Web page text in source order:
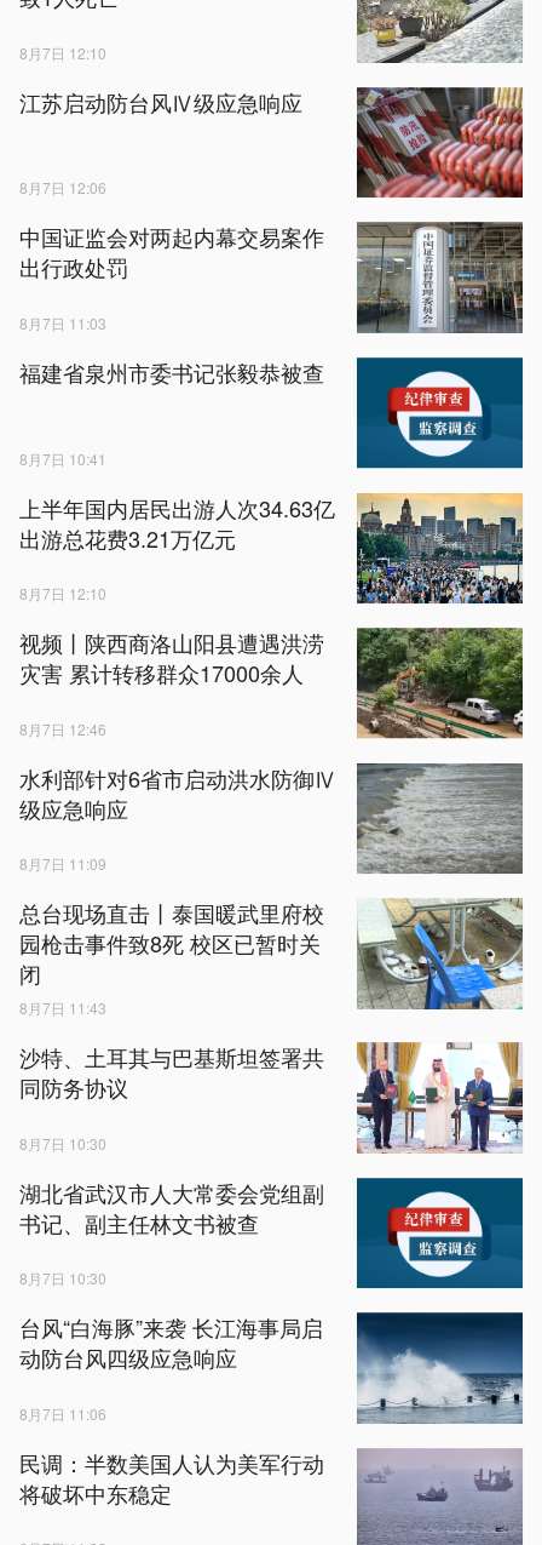
8月7日 12:10
江苏启动防台风Ⅳ级应急响应
8月7日 12:06
中国证监会对两起内幕交易案作
出行政处罚
8月7日 11:03
福建省泉州市委书记张毅恭被查
8月7日 10:41
上半年国内居民出游人次34.63亿
出游总花费3.21万亿元
8月7日 12:10
视频丨陕西商洛山阳县遭遇洪涝
灾害 累计转移群众17000余人
8月7日 12:46
水利部针对6省市启动洪水防御Ⅳ
级应急响应
8月7日 11:09
总台现场直击丨泰国暖武里府校
园枪击事件致8死 校区已暂时关
闭
8月7日 11:43
沙特、土耳其与巴基斯坦签署共
同防务协议
8月7日 10:30
湖北省武汉市人大常委会党组副
书记、副主任林文书被查
8月7日 10:30
台风“白海豚”来袭 长江海事局启
动防台风四级应急响应
8月7日 11:06
民调：半数美国人认为美军行动
将破坏中东稳定